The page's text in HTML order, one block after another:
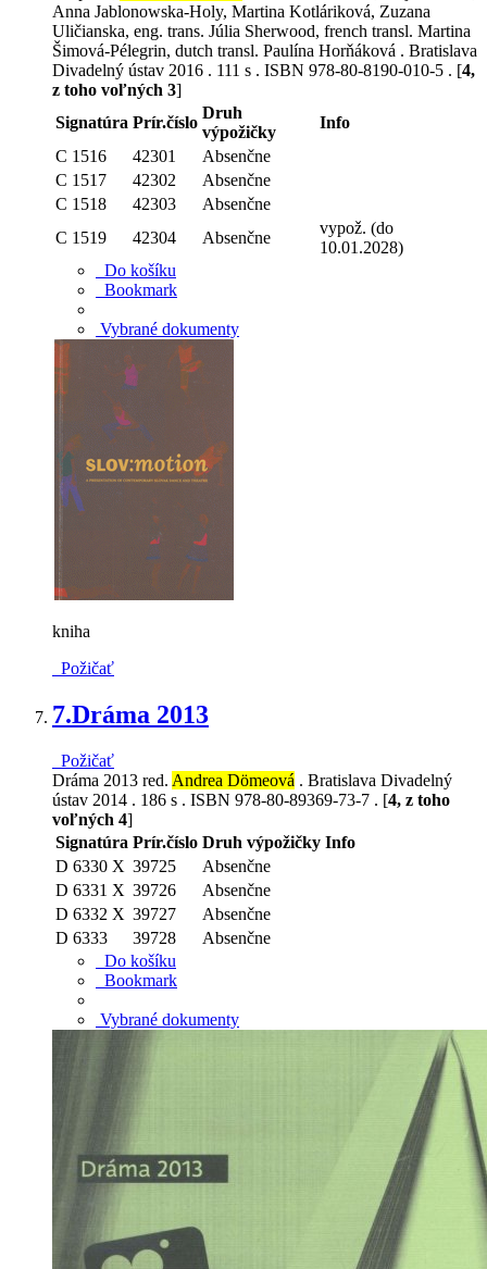
Anna Jablonowska-Holy, Martina Kotláriková, Zuzana
Uličianska, eng. trans. Júlia Sherwood, french transl. Martina
Šimová-Pélegrin, dutch transl. Paulína Horňáková . Bratislava
Divadelný ústav 2016 . 111 s . ISBN 978-80-8190-010-5 . [4,
z toho voľných 3]
Signatúra Prír.číslo
Druh
výpožičky
Info
C 1516
42301
Absenčne
C 1517
42302
Absenčne
C 1518
42303
Absenčne
C 1519
42304 Absenčne
vypož. (do
10.01.2028)
Do košíku
Bookmark
Vybrané dokumenty
kniha
Požičať
7.Dráma 2013
Požičať
Dráma 2013 red. Andrea Dömeová . Bratislava Divadelný
ústav 2014 . 186 s . ISBN 978-80-89369-73-7 . [4, z toho
voľných 4]
Signatúra Prír.číslo Druh výpožičky Info
D 6330 X 39725
Absenčne
D 6331 X 39726
Absenčne
D 6332 X 39727
Absenčne
D 6333
39728
Absenčne
Do košíku
Bookmark
Vybrané dokumenty